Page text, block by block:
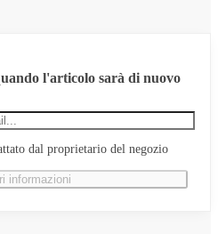
l'articolo sarà di nuovo
dal proprietario del negozio